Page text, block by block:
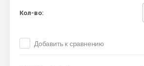
Кол-во:
Добавить к сравнению